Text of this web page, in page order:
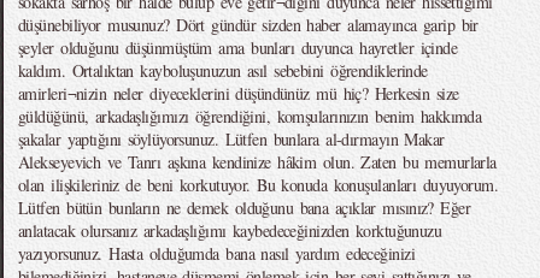
düşünebiliyor musunuz? Dört gündür sizden haber alamayınca garip bir
şeyler olduğunu düşünmüştüm ama bunları duyunca hayretler içinde
kaldım. Ortalıktan kayboluşunuzun asıl sebebini öğrendiklerinde
amirleri¬nizin neler diyeceklerini düşündünüz mü hiç? Herkesin size
güldüğünü, arkadaşlığımızı öğrendiğini, komşularınızın benim hakkımda
şakalar yaptığını söylüyorsunuz. Lütfen bunlara al-dırmayın Makar
Alekseyevich ve Tanrı aşkına kendinize hâkim olun. Zaten bu memurlarla
olan ilişkileriniz de beni korkutuyor. Bu konuda konuşulanları duyuyorum.
Lütfen bütün bunların ne demek olduğunu bana açıklar mısınız? Eğer
anlatacak olursanız arkadaşlığımı kaybedeceğinizden korktuğunuzu
yazıyorsunuz. Hasta olduğumda bana nasıl yardım edeceğinizi